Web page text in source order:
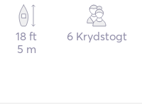
18 ft
5 m
6 Krydstogt